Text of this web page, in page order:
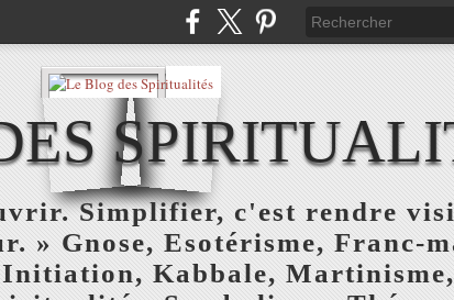
Simplifier, c'est rendre
» Gnose, Esotérisme, Franc-
Kabbale,